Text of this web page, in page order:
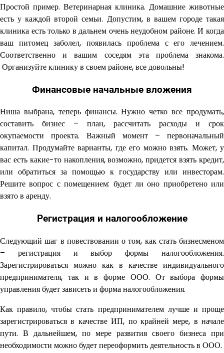
Простой пример. Ветеринарная клиника. Домашние животные
есть у каждой второй семьи. Допустим, в вашем городе такая
клиника есть только в дальнем очень неудобном районе. И когда
ваш питомец заболел, появилась проблема с его лечением.
Соответственно и вашим соседям эта проблема знакома.
Организуйте клинику в своем районе, все довольны!
Финансовые начальные вложения
Ниша выбрана, теперь финансы. Нужно четко все продумать,
составить бизнес – план, рассчитать расходы и срок
окупаемости проекта. Важный момент – первоначальный
капитал. Продумайте варианты, где его можно взять. Может, у
вас есть какие-то накопления, возможно, придется взять кредит,
или обратиться за помощью к государству или инвесторам.
Решите вопрос с помещением: будет ли оно приобретено или
взято в аренду.
Регистрация и налогообложение
Следующий шаг в повествовании о том, как стать бизнесменом
– регистрация и выбор формы налогообложения.
Зарегистрироваться можно как в качестве индивидуального
предпринимателя, так и в форме ООО. От выбора формы
управления будет зависеть и форма налогообложения.
Как правило, чтобы стать предпринимателем лучше и проще
зарегистрироваться в качестве ИП, по крайней мере, в начале
пути. В дальнейшем, по мере развития своего бизнеса при
необходимости можно будет переоформить деятельность в ООО.